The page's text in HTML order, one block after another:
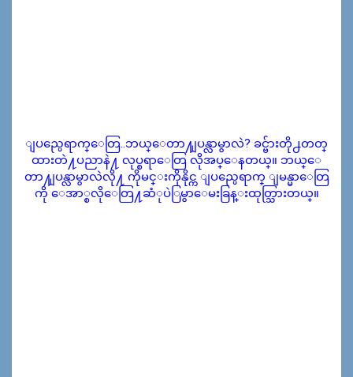
ျပည္ပေရာက္ေတြ..ဘယ္ေတာ႔ျပန္လာမွာလဲ? ခင္ဗ်ားတို႕တတ္
ထားတဲ႔ပညာနဲ႔ လုပ္စရာေတြ လိုအပ္ေနတယ္။ ဘယ္ေ
တာ႔ျပန္လာမွာလဲလို႔ ကိုမင္းကိုနိုင္က ျပည္ပေရာက္ ျမန္မာေတြ
ကို ေအာ္စလိုေတြ႔ဆံုပဲြမွာေမးခြန္းထုတ္သြားတယ္။